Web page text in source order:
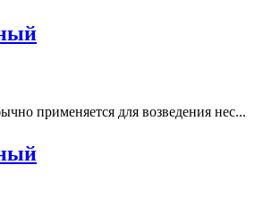
применяется для возведения нес...